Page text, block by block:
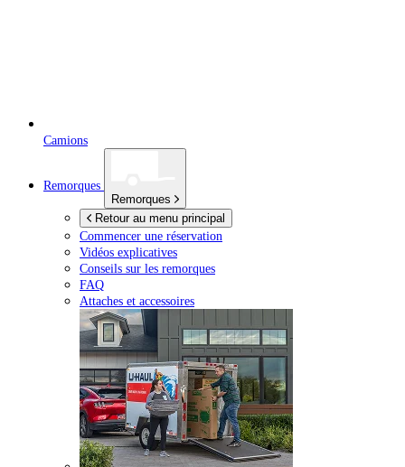
Camions
Remorques
Remorques
Retour au menu principal
Commencer une réservation
Vidéos explicatives
Conseils sur les remorques
FAQ
Attaches et accessoires